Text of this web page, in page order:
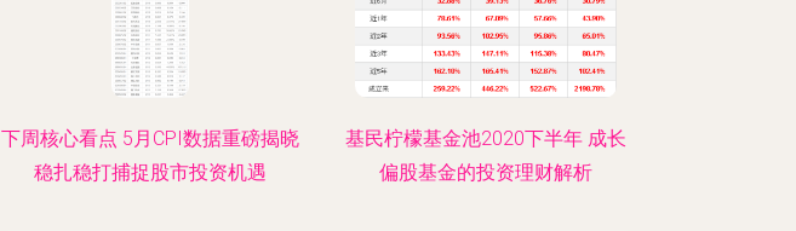
下周核心看点 5月CPI数据重磅揭晓
稳扎稳打捕捉股市投资机遇
基民柠檬基金池2020下半年 成长
偏股基金的投资理财解析